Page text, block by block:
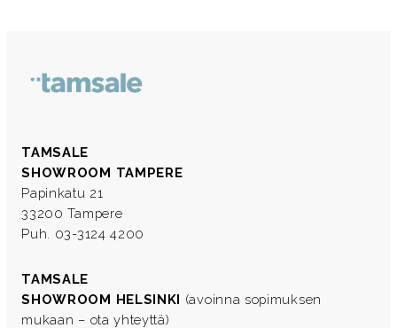
TAMSALE
SHOWROOM TAMPERE
Papinkatu 21
33200 Tampere
Puh. 03-3124 4200
TAMSALE
SHOWROOM HELSINKI (avoinna sopimuksen
mukaan – ota yhteyttä)